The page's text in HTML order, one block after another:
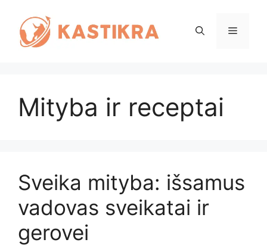
turinio
Meniu
Mityba ir receptai
Sveika mityba: išsamus
vadovas sveikatai ir
gerovei